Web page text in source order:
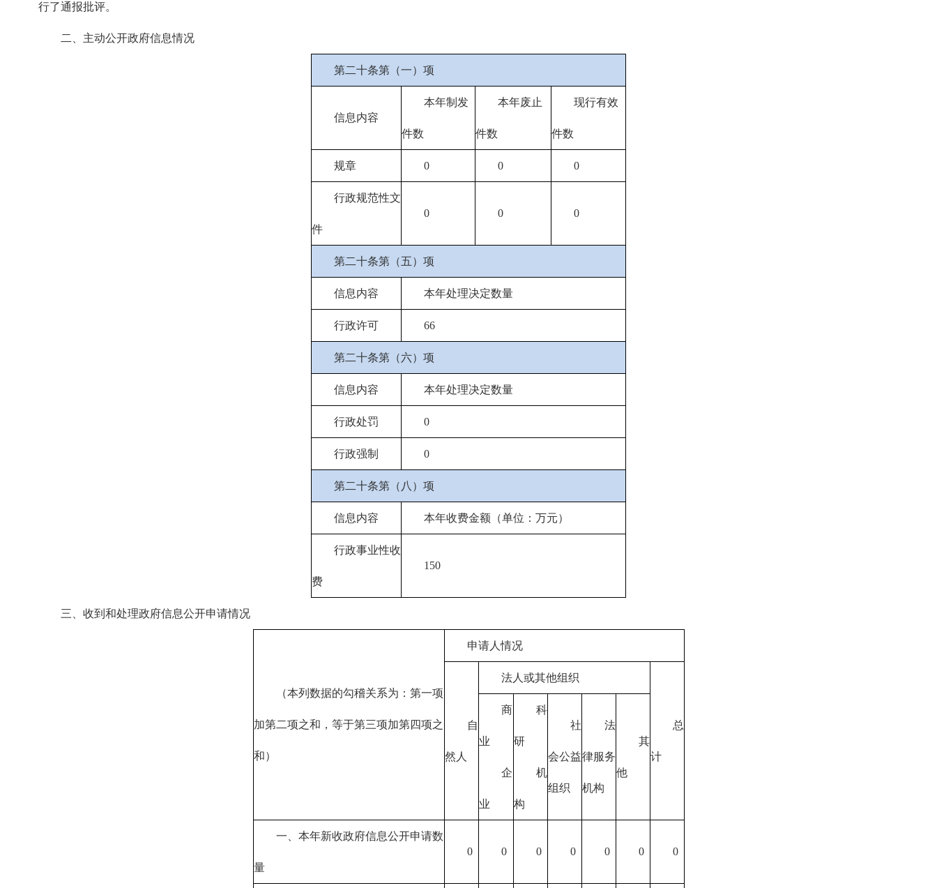
行了通报批评。
二、主动公开政府信息情况
第二十条第（一）项
信息内容
本年制发
件数
本年废止
件数
现行有效
件数
规章 0 0 0
行政规范性文
件
0 0 0
第二十条第（五）项
信息内容 本年处理决定数量
行政许可 66
第二十条第（六）项
信息内容 本年处理决定数量
行政处罚 0
行政强制 0
第二十条第（八）项
信息内容 本年收费金额（单位：万元）
行政事业性收
费
150
三、收到和处理政府信息公开申请情况
（本列数据的勾稽关系为：第一项
加第二项之和，等于第三项加第四项之
和）
申请人情况
自
然人
法人或其他组织
总
计
商
业
企
业
科
研
机
构
社
会公益
组织
法
律服务
机构
其
他
一、本年新收政府信息公开申请数
量
0 0 0 0 0 0 0